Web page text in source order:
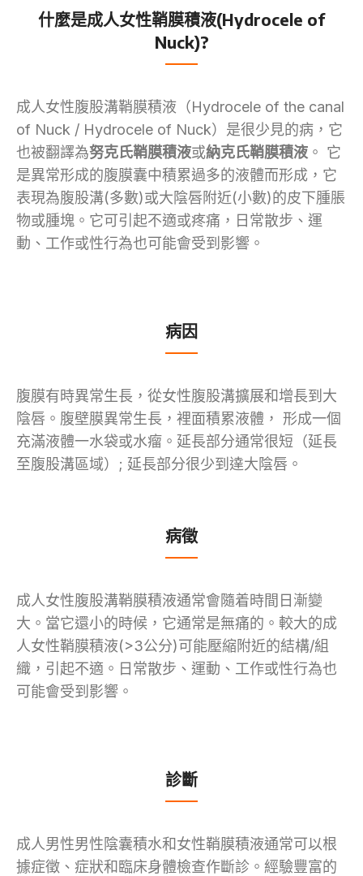
什麼是成人女性鞘膜積液(Hydrocele of
Nuck)?
成人女性腹股溝鞘膜積液（Hydrocele of the canal
of Nuck / Hydrocele of Nuck）是很少見的病，它
也被翻譯為努克 氏鞘膜積液或納克氏鞘膜積液 。 它
是異常形成的腹膜囊中積累過多的液體而形成，它
表現為腹股溝(多數)或大陰唇附近(小數)的皮下腫脹
物或腫塊。它可引起不適或疼痛，日常散步、運
動、工作或性行為也可能會受到影響。
病因
腹膜有時異常生長 ， 從女性腹股溝擴展和增長到大
陰唇 。腹壁膜異常生長，裡面積累液體， 形成一個
充滿液體一水袋或水瘤 。 延長部分通常很短（延長
至腹股溝區域）; 延長部分很少到達大陰唇 。
病徵
成人女性腹股溝鞘膜積液通常會隨着時間日漸變
大 。 當它還小的時候，它通常是無痛的。較大的成
人女性鞘膜積液(>3公分)可能壓縮附近的結構/組
織 ， 引起不適。日常散步、運動、工作或性行為也
可能會受到影響。
診斷
成人男性男性陰囊積水和女性鞘膜積液通常可以根
據症徵、症狀和臨床身體檢查作斷診。經驗豐富的